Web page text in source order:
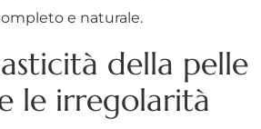
e naturale.
della pelle
le irregolarità